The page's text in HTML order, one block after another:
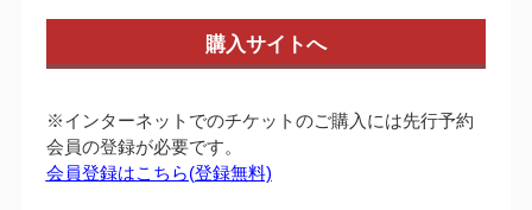
購入サイトへ
※インターネットでのチケットのご購入には先行予約
会員の登録が必要です。
会員登録はこちら(登録無料)